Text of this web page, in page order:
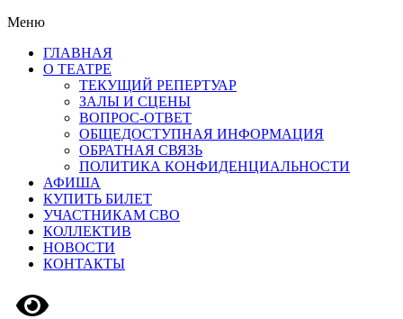
Меню
ГЛАВНАЯ
О ТЕАТРЕ
ТЕКУЩИЙ РЕПЕРТУАР
ЗАЛЫ И СЦЕНЫ
ВОПРОС-ОТВЕТ
ОБЩЕДОСТУПНАЯ ИНФОРМАЦИЯ
ОБРАТНАЯ СВЯЗЬ
ПОЛИТИКА КОНФИДЕНЦИАЛЬНОСТИ
АФИША
КУПИТЬ БИЛЕТ
УЧАСТНИКАМ СВО
КОЛЛЕКТИВ
НОВОСТИ
КОНТАКТЫ